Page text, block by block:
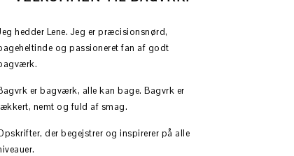
hedder Lene. Jeg er præcisionsnørd,
og passioneret fan af godt
er bagværk, alle kan bage. Bagvrk er
nemt og fuld af smag.
der begejstrer og inspirerer på alle